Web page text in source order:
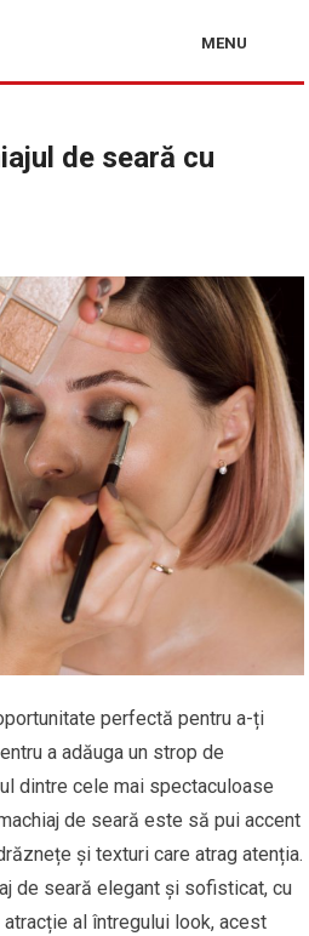
MENU
de seară cu
perfectă pentru a-ți
a adăuga un strop de
dintre cele mai spectaculoase
de seară este să pui accent
și texturi care atrag atenția.
de seară elegant și sofisticat, cu
al întregului look, acest